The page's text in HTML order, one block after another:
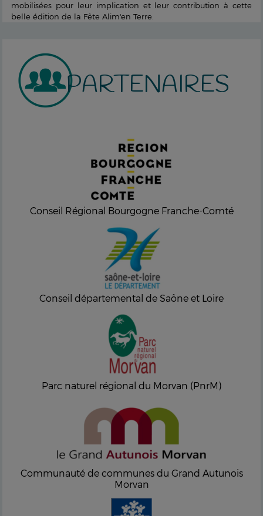
mobilisées pour leur implication et leur contribution à cette
belle édition de la Fête Alim'en Terre.
PARTENAIRES
Conseil Régional Bourgogne Franche-Comté
Conseil départemental de Saône et Loire
Parc naturel régional du Morvan (PnrM)
Communauté de communes du Grand Autunois
Morvan